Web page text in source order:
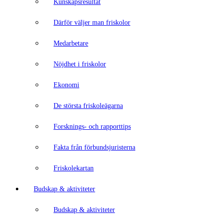
Kunskapsresultat
Därför väljer man friskolor
Medarbetare
Nöjdhet i friskolor
Ekonomi
De största friskoleägarna
Forsknings- och rapporttips
Fakta från förbundsjuristerna
Friskolekartan
Budskap & aktiviteter
Budskap & aktiviteter